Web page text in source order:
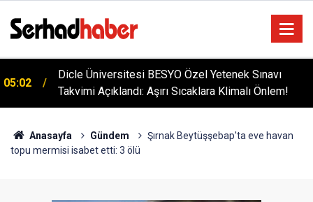
05:02
Dicle Üniversitesi BESYO Özel Yetenek Sınavı
Takvimi Açıklandı: Aşırı Sıcaklara Klimalı Önlem!
Anasayfa Gündem
Şırnak Beytüşşebap'ta eve havan
topu mermisi isabet etti: 3 ölü